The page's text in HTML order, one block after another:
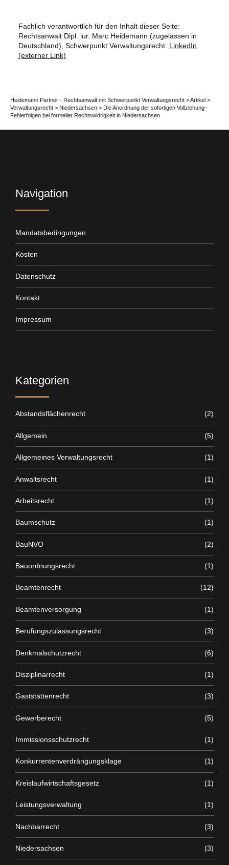
Fachlich verantwortlich für den Inhalt dieser Seite:
Rechtsanwalt Dipl. iur. Marc Heidemann (zugelassen in
Deutschland), Schwerpunkt Verwaltungsrecht. LinkedIn
(externer Link)
Heidemann Partner - Rechtsanwalt mit Schwerpunkt Verwaltungsrecht >Artikel >
Verwaltungsrecht > Niedersachsen > Die Anordnung der sofortigen Vollziehung–
Fehlerfolgen bei formeller Rechtswidrigkeit in Niedersachsen
Navigation
Mandatsbedingungen
Kosten
Datenschutz
Kontakt
Impressum
Kategorien
Abstandsflächenrecht (2)
Allgemein (5)
Allgemeines Verwaltungsrecht (1)
Anwaltsrecht (1)
Arbeitsrecht (1)
Baumschutz (1)
BauNVO (2)
Bauordnungsrecht (1)
Beamtenrecht (12)
Beamtenversorgung (1)
Berufungszulassungsrecht (3)
Denkmalschutzrecht (6)
Disziplinarrecht (1)
Gaststättenrecht (3)
Gewerberecht (5)
Immissionsschutzrecht (1)
Konkurrentenverdrängungsklage (1)
Kreislaufwirtschaftsgesetz (1)
Leistungsverwaltung (1)
Nachbarrecht (3)
Niedersachsen (3)